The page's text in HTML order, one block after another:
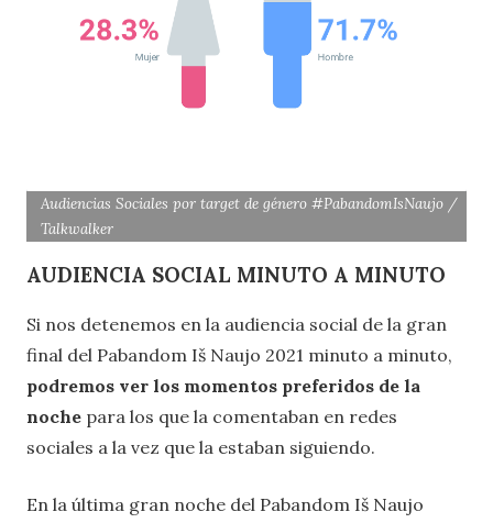
Audiencias Sociales por target de género #PabandomIsNaujo /
Talkwalker
AUDIENCIA SOCIAL MINUTO A MINUTO
Si nos detenemos en la audiencia social de la gran
final del Pabandom Iš Naujo 2021 minuto a minuto,
podremos ver los momentos preferidos de la
noche para los que la comentaban en redes
sociales a la vez que la estaban siguiendo.
En la última gran noche del Pabandom Iš Naujo